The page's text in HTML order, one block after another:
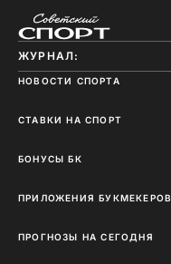
ЖУРНАЛ:
НОВОСТИ СПОРТА
СТАВКИ НА СПОРТ
БОНУСЫ БК
ПРИЛОЖЕНИЯ БУКМЕКЕРОВ
ПРОГНОЗЫ НА СЕГОДНЯ